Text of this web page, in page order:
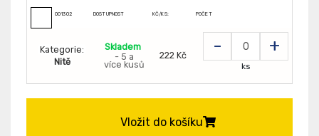
001302 DOSTUPNOST KČ/KS: POČET
Kategorie:
Nitě
Skladem
- 5 a
více kusů
222 Kč - +
ks
Vložit do košíku